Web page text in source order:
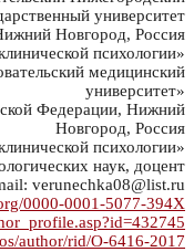
университет
Новгород, Россия
психологии»
медицинский
университет»
Федерации, Нижний
Новгород, Россия
психологии»
наук, доцент
verunechka08@list.ru
0000-0001-5077-394X
author/rid/O-6416-2017